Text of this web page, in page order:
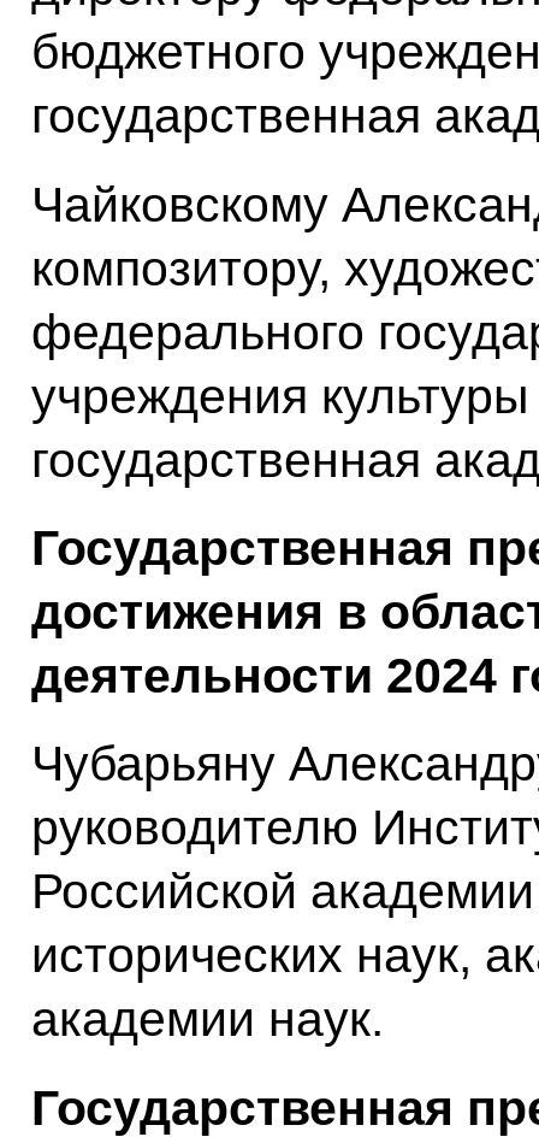
бюджетного
государственная
Чайковскому
композитору,
федерального
учреждения
государственная
Государственная
достижения в
деятельности 2024
Чубарьяну
руководителю
Российской
исторических наук,
академии наук.
Государственная